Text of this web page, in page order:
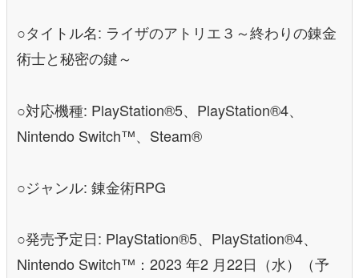
○タイトル名: ライザのアトリエ３～終わりの錬金
術士と秘密の鍵～
○対応機種: PlayStation®5、PlayStation®4、
Nintendo Switch™、Steam®
○ジャンル: 錬金術RPG
○発売予定日: PlayStation®5、PlayStation®4、
Nintendo Switch™：2023 年2 月22日（水）（予